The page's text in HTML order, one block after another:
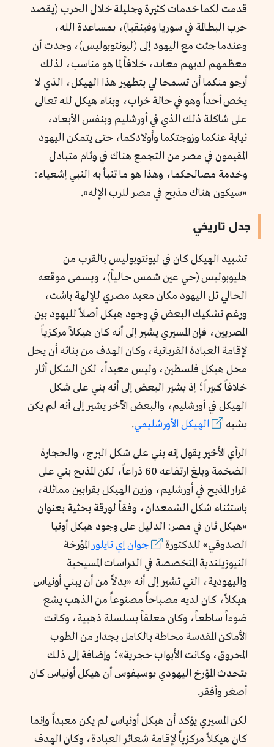
قدمت لكما خدمات كثيرة وجليلة خلال الحرب (يقصد
حرب البطالمة في سوريا وفينقيا)، بمساعدة الله،
وعندما جئت مع اليهود إلى (ليونتوبوليس)، وجدت أن
معظمهم لديهم معابد، خلافاً لما هو مناسب، لذلك
أرجو منكما أن تسمحا لي بتطهير هذا الهيكل، الذي لا
يخص أحداً وهو في حالة خراب، وبناء هيكل لله تعالى
على شاكلة ذلك الذي في أورشليم وبنفس الأبعاد،
نيابة عنكما وزوجتكما وأولادكما، حتى يتمكن اليهود
المقيمون في مصر من التجمع هناك في وئام متبادل
وخدمة مصالحكما، وهذا هو ما تنبأ به النبي إشعياء:
«سيكون هناك مذبح في مصر للرب الإله».
جدل تاريخي
تشييد الهيكل كان في ليونتوبوليس بالقرب من
هليوبوليس (حي عين شمس حالياً)، ويسمى موقعه
الحالي تل اليهود مكان معبد مصري للإلهة باشت،
ورغم تشكيك البعض في وجود هيكل أصلاً لليهود بين
المصريين، فإن المسيري يشير إلى أنه كان هيكلاً مركزياً
لإقامة العبادة القربانية، وكان الهدف من بنائه أن يحل
محل هيكل فلسطين، وليس معبداً، لكن الشكل أثار
خلافاً كبيراً؛ إذ يشير البعض إلى أنه بني على شكل
الهيكل في أورشليم، والبعض الآخر يشير إلى أنه لم يكن
يشبه
الهيكل الأورشليمي.
الرأي الأخير يقول إنه بني على شكل البرج، والحجارة
الضخمة وبلغ ارتفاعه 60 ذراعاً، لكن المذبح بني على
غرار المذبح في أورشليم، وزين الهيكل بقرابين مماثلة،
باستثناء شكل الشمعدان، وفقاً لورقة بحثية بعنوان
«هيكل ثان في مصر: الدليل على وجود هيكل أونيا
الصدوقي» للدكتورة
جوان إي تايلور المؤرخة
النيوزيلندية المتخصصة في الدراسات المسيحية
واليهودية، التي تشير إلى أنه «بدلاً من أن يبني أونياس
هيكلاً، كان لديه مصباحاً مصنوعاً من الذهب يشع
ضوءاً ساطعاً، وكان معلقاً بسلسلة ذهبية، وكانت
الأماكن المقدسة محاطة بالكامل بجدار من الطوب
المحروق، وكانت الأبواب حجرية»؛ وإضافة إلى ذلك
يتحدث المؤرخ اليهودي يوسيفوس أن هيكل أونياس كان
أصغر وأفقر.
لكن المسيري يؤكد أن هيكل أونياس لم يكن معبداً وإنما
كان هيكلاً مركزياً لإقامة شعائر العبادة، وكان الهدف